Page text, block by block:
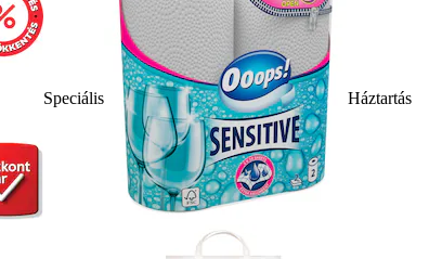
Speciális Háztartás